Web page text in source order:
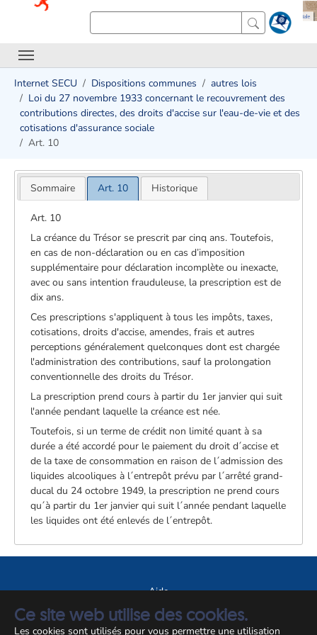
Ce site web utilise des cookies.
Les cookies sont utilisés pour vous permettre une utilisation
Internet SECU Dispositions communes
autres lois
Loi du 27 novembre 1933 concernant le recouvrement des
contributions directes, des droits d'accise sur l'eau-de-vie et des
cotisations d'assurance sociale
Art. 10
Sommaire Art. 10 Historique
Art. 10
La créance du Trésor se prescrit par cinq ans. Toutefois,
en cas de non-déclaration ou en cas d’imposition
supplémentaire pour déclaration incomplète ou inexacte,
avec ou sans intention frauduleuse, la prescription est de
dix ans.
Ces prescriptions s'appliquent à tous les impôts, taxes,
cotisations, droits d'accise, amendes, frais et autres
perceptions généralement quelconques dont est chargée
l'administration des contributions, sauf la prolongation
conventionnelle des droits du Trésor.
La prescription prend cours à partir du 1er janvier qui suit
l'année pendant laquelle la créance est née.
Toutefois, si un terme de crédit non limité quant à sa
durée a été accordé pour le paiement du droit d´accise et
de la taxe de consommation en raison de l´admission des
liquides alcooliques à l´entrepôt prévu par l´arrêté grand-
ducal du 24 octobre 1949, la prescription ne prend cours
qu´à partir du 1er janvier qui suit l´année pendant laquelle
les liquides ont été enlevés de l´entrepôt.
Aide
A propos du site
Notice légale